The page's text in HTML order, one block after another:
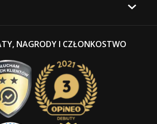
NAGRODY I CZŁONKOSTWO